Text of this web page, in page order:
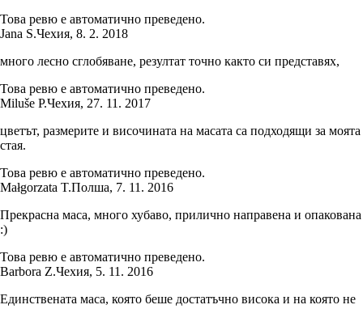
Това ревю е автоматично преведено.
Jana S.Чехия, 8. 2. 2018
много лесно сглобяване, резултат точно както си представях,
Това ревю е автоматично преведено.
Miluše P.Чехия, 27. 11. 2017
цветът, размерите и височината на масата са подходящи за моята
стая.
Това ревю е автоматично преведено.
Małgorzata T.Полша, 7. 11. 2016
Прекрасна маса, много хубаво, прилично направена и опакована
:)
Това ревю е автоматично преведено.
Barbora Z.Чехия, 5. 11. 2016
Единствената маса, която беше достатъчно висока и на която не